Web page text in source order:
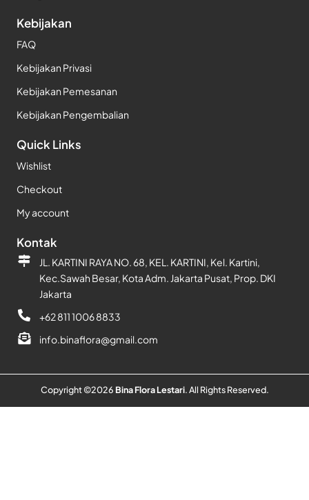
Kebijakan
FAQ
Kebijakan Privasi
Kebijakan Pemesanan
Kebijakan Pengembalian
Quick Links
Wishlist
Checkout
My account
Kontak
JL. KARTINI RAYA NO. 68, KEL. KARTINI, Kel. Kartini,
Kec.Sawah Besar, Kota Adm. Jakarta Pusat, Prop. DKI
Jakarta
+62 811 1006 8833
info.binaflora@gmail.com
Copyright ©2026 Bina Flora Lestari. All Rights Reserved.